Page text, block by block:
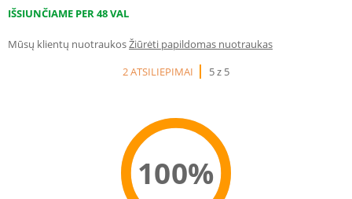
IŠSIUNČIAME PER 48 VAL
Mūsų klientų nuotraukosŽiūrėti papildomas nuotraukas
2 ATSILIEPIMAI
5 z 5
100%